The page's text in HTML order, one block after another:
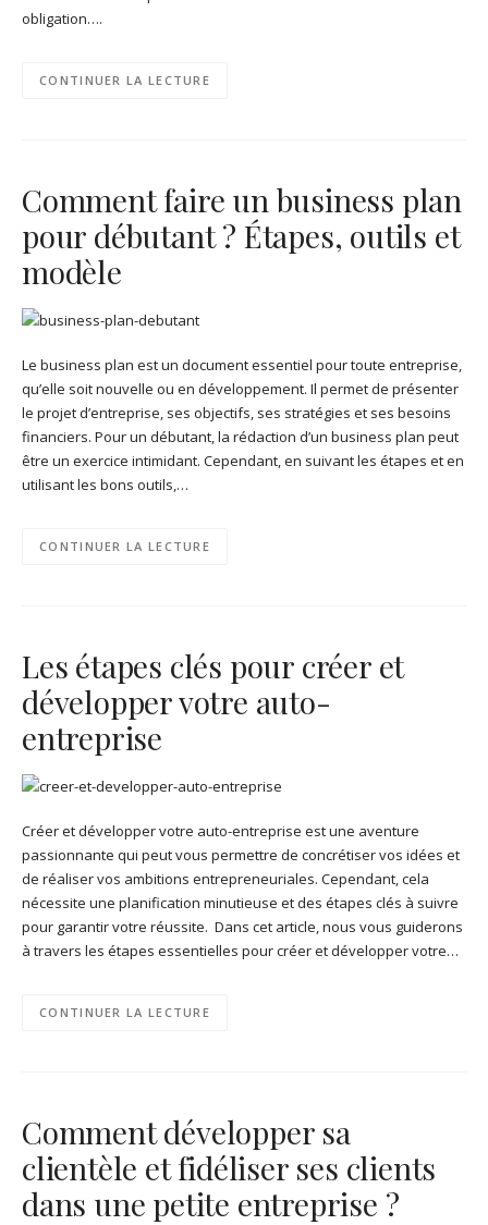
obligation….
CONTINUER LA LECTURE
Comment faire un business plan
pour débutant ? Étapes, outils et
modèle
Le business plan est un document essentiel pour toute entreprise,
qu’elle soit nouvelle ou en développement. Il permet de présenter
le projet d’entreprise, ses objectifs, ses stratégies et ses besoins
financiers. Pour un débutant, la rédaction d’un business plan peut
être un exercice intimidant. Cependant, en suivant les étapes et en
utilisant les bons outils,…
CONTINUER LA LECTURE
Les étapes clés pour créer et
développer votre auto-
entreprise
Créer et développer votre auto-entreprise est une aventure
passionnante qui peut vous permettre de concrétiser vos idées et
de réaliser vos ambitions entrepreneuriales. Cependant, cela
nécessite une planification minutieuse et des étapes clés à suivre
pour garantir votre réussite. Dans cet article, nous vous guiderons
à travers les étapes essentielles pour créer et développer votre…
CONTINUER LA LECTURE
Comment développer sa
clientèle et fidéliser ses clients
dans une petite entreprise ?